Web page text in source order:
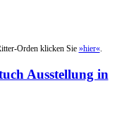
Orden klicken Sie »hier«.
Ausstellung in